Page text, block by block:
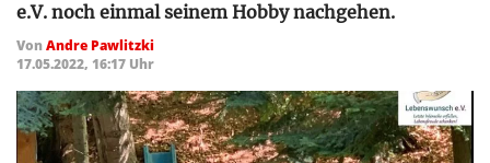
e.V. noch einmal seinem Hobby nachgehen.
VonAndre Pawlitzki
17.05.2022, 16:17 Uhr